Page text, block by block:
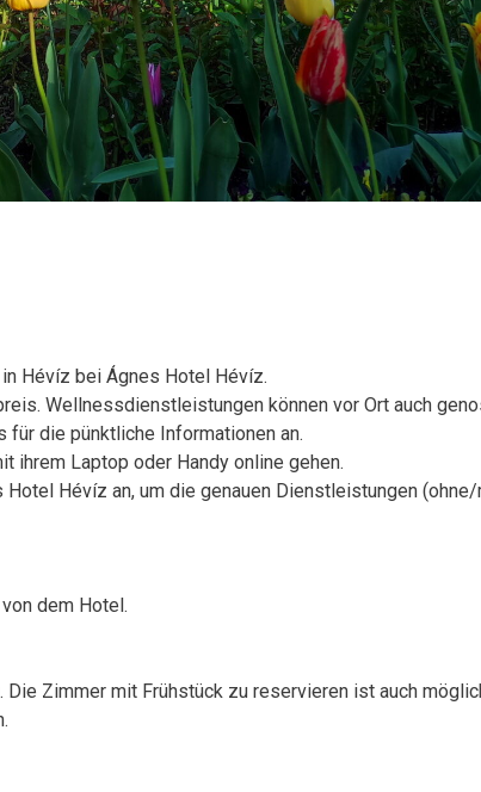
Hévíz bei Ágnes Hotel Hévíz.
Wellnessdienstleistungen können vor Ort auch
die pünktliche Informationen an.
ihrem Laptop oder Handy online gehen.
Hévíz an, um die genauen Dienstleistungen
dem Hotel.
Zimmer mit Frühstück zu reservieren ist auch